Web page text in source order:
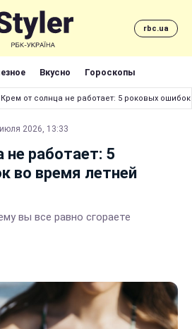
rbc.ua
Вкусно Гороскопы
Крем от солнца не работает: 5 роковых
2026, 13:33
работает: 5
во время летней
вы все равно сгораете